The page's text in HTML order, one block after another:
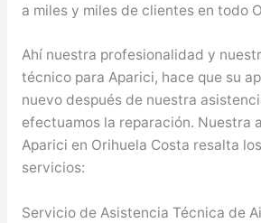
a miles y miles de clientes en todo
Ahí nuestra profesionalidad y
técnico para Aparici, hace que su
nuevo después de nuestra
efectuamos la reparación. Nuestra
Aparici en Orihuela Costa resalta
servicios:
Servicio de Asistencia Técnica de